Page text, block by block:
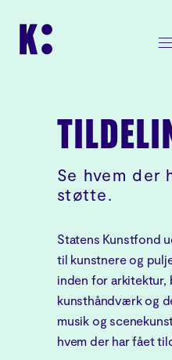
Se hvem
støtte.
Statens Kunstfond
til kunstnere og
inden for arkitektur,
kunsthåndværk og
musik og
hvem der har fået